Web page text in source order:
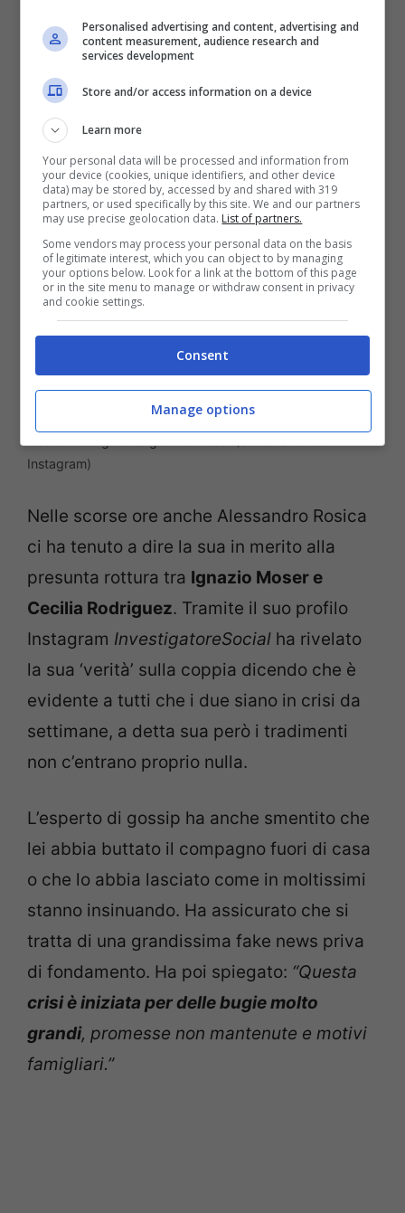
Instagram)
Nelle scorse ore anche Alessandro Rosica
ci ha tenuto a dire la sua in merito alla
presunta rottura tra Ignazio Moser e
Cecilia Rodriguez. Tramite il suo profilo
Instagram InvestigatoreSocial ha rivelato
la sua ‘verità’ sulla coppia dicendo che è
evidente a tutti che i due siano in crisi da
settimane, a detta sua però i tradimenti
non c’entrano proprio nulla.
L’esperto di gossip ha anche smentito che
lei abbia buttato il compagno fuori di casa
o che lo abbia lasciato come in moltissimi
stanno insinuando. Ha assicurato che si
tratta di una grandissima fake news priva
di fondamento. Ha poi spiegato: “Questa
crisi è iniziata per delle bugie molto
grandi, promesse non mantenute e motivi
famigliari.”
Personalised advertising and content, advertising and
content measurement, audience research and
services development
Store and/or access information on a device
Learn more
Your personal data will be processed and information from
your device (cookies, unique identifiers, and other device
data) may be stored by, accessed by and shared with 319
partners, or used specifically by this site. We and our partners
may use precise geolocation data. List of partners.
Some vendors may process your personal data on the basis
of legitimate interest, which you can object to by managing
your options below. Look for a link at the bottom of this page
or in the site menu to manage or withdraw consent in privacy
and cookie settings.
Consent
Manage options